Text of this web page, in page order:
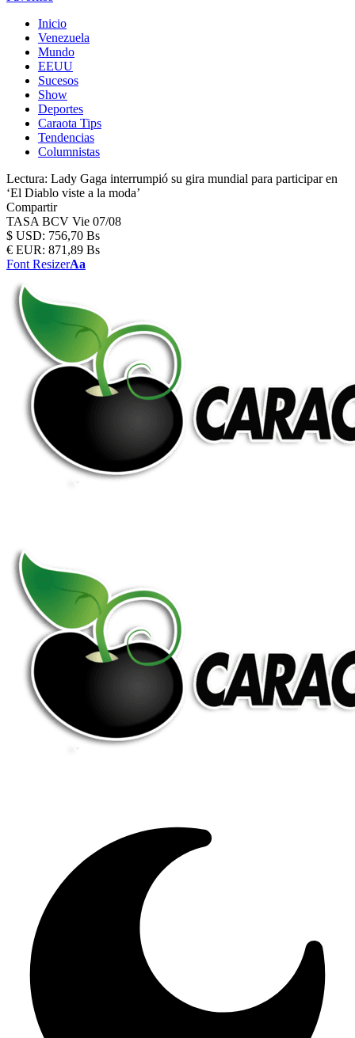
Inicio
Venezuela
Mundo
EEUU
Sucesos
Show
Deportes
Caraota Tips
Tendencias
Columnistas
Lectura: Lady Gaga interrumpió su gira mundial para participar en
‘El Diablo viste a la moda’
Compartir
TASA BCV Vie 07/08
$ USD: 756,70 Bs
€ EUR: 871,89 Bs
Font ResizerAa